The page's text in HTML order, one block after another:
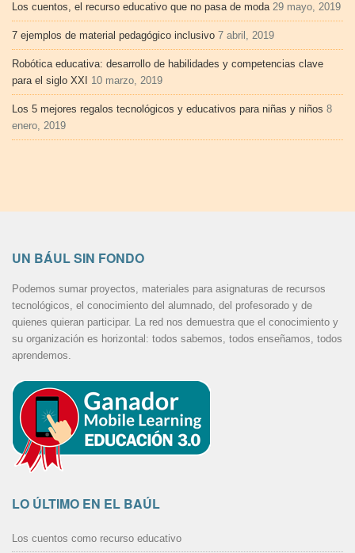
Los cuentos, el recurso educativo que no pasa de moda 29 mayo, 2019
7 ejemplos de material pedagógico inclusivo 7 abril, 2019
Robótica educativa: desarrollo de habilidades y competencias clave
para el siglo XXI 10 marzo, 2019
Los 5 mejores regalos tecnológicos y educativos para niñas y niños 8
enero, 2019
UN BÁUL SIN FONDO
Podemos sumar proyectos, materiales para asignaturas de recursos
tecnológicos, el conocimiento del alumnado, del profesorado y de
quienes quieran participar. La red nos demuestra que el conocimiento y
su organización es horizontal: todos sabemos, todos enseñamos, todos
aprendemos.
LO ÚLTIMO EN EL BAÚL
Los cuentos como recurso educativo